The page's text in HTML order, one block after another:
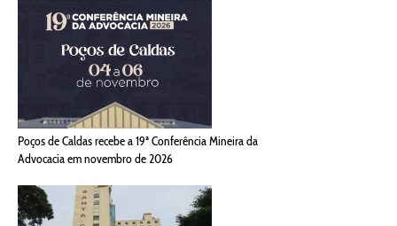
Poços de Caldas recebe a 19ª Conferência Mineira da
Advocacia em novembro de 2026